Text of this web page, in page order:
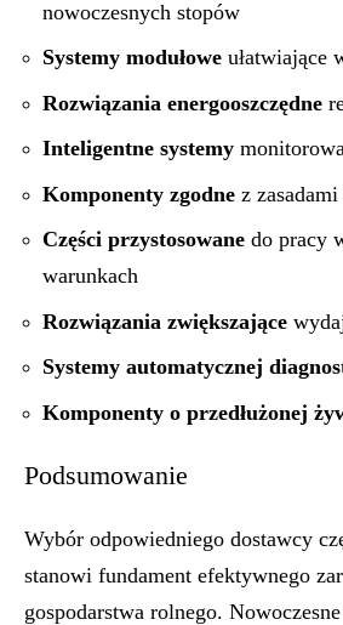
nowoczesnych stopów
Systemy modułowe ułatwiające
Rozwiązania energooszczędne
Inteligentne systemy
Komponenty zgodne z
Części przystosowane do pracy
warunkach
Rozwiązania zwiększające
Systemy automatycznej
Komponenty o przedłużonej
Podsumowanie
Wybór odpowiedniego dostawcy
stanowi fundament efektywnego
gospodarstwa rolnego.